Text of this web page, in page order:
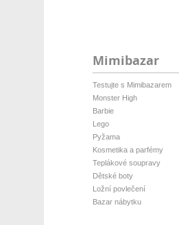
Mimibazar
Testujte s Mimibazarem
Monster High
Barbie
Lego
Pyžama
Kosmetika a parfémy
Teplákové soupravy
Dětské boty
Ložní povlečení
Bazar nábytku